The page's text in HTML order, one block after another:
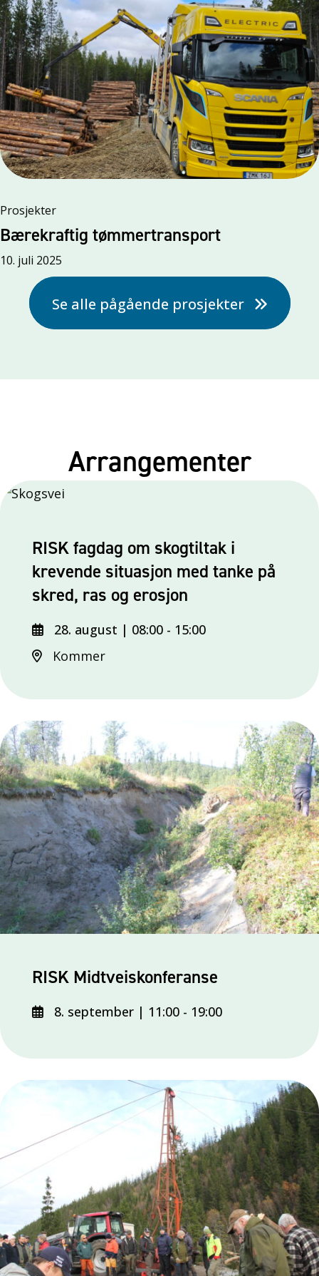
Prosjekter
Bærekraftig tømmertransport
10. juli 2025
Se alle pågående prosjekter
Arrangementer
RISK fagdag om skogtiltak i
krevende situasjon med tanke på
skred, ras og erosjon
28. august | 08:00 - 15:00
Kommer
RISK Midtveiskonferanse
8. september | 11:00 - 19:00